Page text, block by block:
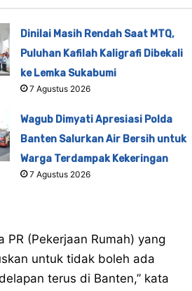
Dinilai Masih Rendah Saat MTQ,
Puluhan Kafilah Kaligrafi Dibekali
ke Lemka Sukabumi
7 Agustus 2026
Wagub Dimyati Apresiasi Polda
Banten Salurkan Air Bersih untuk
Warga Terdampak Kekeringan
7 Agustus 2026
(Pekerjaan Rumah) yang
untuk tidak boleh ada
terus di Banten,” kata